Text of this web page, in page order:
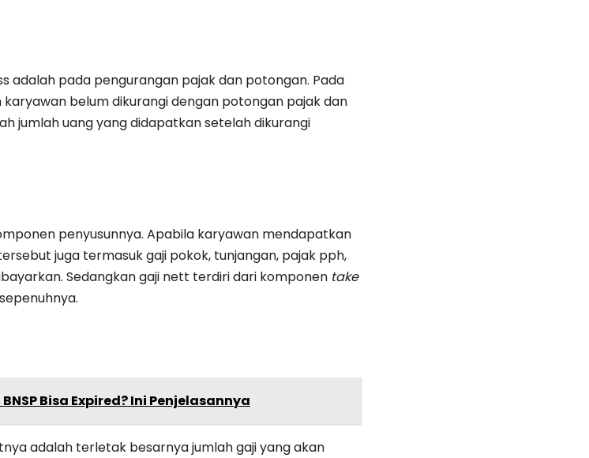
pada pengurangan pajak dan potongan. Pada
belum dikurangi dengan potongan pajak dan
jumlah uang yang didapatkan setelah dikurangi
penyusunnya. Apabila karyawan mendapatkan
juga termasuk gaji pokok, tunjangan, pajak pph,
Sedangkan gaji nett terdiri dari komponen take
Bisa Expired? Ini Penjelasannya
adalah terletak besarnya jumlah gaji yang akan